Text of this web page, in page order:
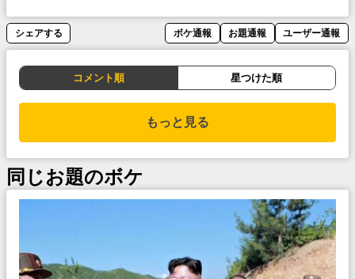
シェアする ボケ通報 お題通報 ユーザー通報
コメント順 星つけた順
もっと見る
同じお題のボケ